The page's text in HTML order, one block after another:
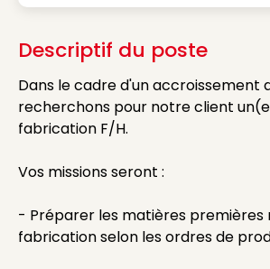
Descriptif du poste
Dans le cadre d'un accroissement
recherchons pour notre client
fabrication F/H.
Vos missions seront :
- Préparer les matières premières
fabrication selon les ordres de